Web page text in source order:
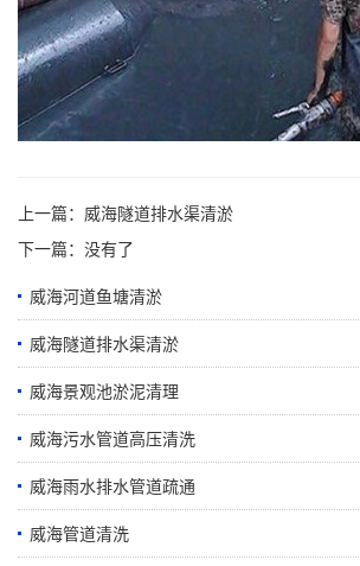
上一篇： 威海隧道排水渠清淤
下一篇：没有了
威海河道鱼塘清淤
威海隧道排水渠清淤
威海景观池淤泥清理
威海污水管道高压清洗
威海雨水排水管道疏通
威海管道清洗